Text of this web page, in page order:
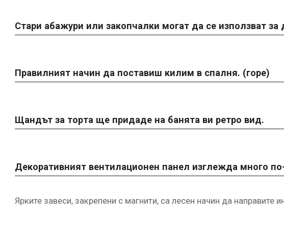
Стари абажури или закопчалки могат да се използват за
Правилният начин да поставиш килим в спалня. (горе)
Щандът за торта ще придаде на банята ви ретро вид.
Декоративният вентилационен панел изглежда много
Ярките завеси, закрепени с магнити, са лесен начин да направите